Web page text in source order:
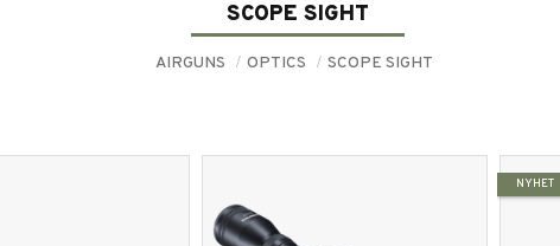
SCOPE SIGHT
AIRGUNS OPTICS SCOPE SIGHT
NYHET